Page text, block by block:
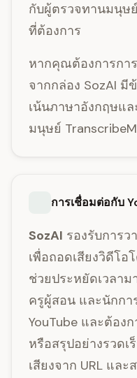
กับผู้ตรวจทานมนุษ
ที่ต้องการ
หากคุณต้องการกา
จากกล่อง SozAI
เน้นภาษาอังกฤษแ
มนุษย์
การเชื่อมต่อกับ
SozAI รองรับการว
เพื่อถอดเสียงวิดีโ
ช่วยประหยัดเวลาม
ครูผู้สอน และนักก
YouTube และต้อง
หรือสรุปอย่างรวดเ
เสียงจาก URL แล